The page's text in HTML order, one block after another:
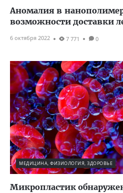
Аномалия в
возможности доставки
6 октября 2022 7 771 0
МЕДИЦИНА, ФИЗИОЛОГИЯ, ЗДОРОВЬЕ
Микропластик